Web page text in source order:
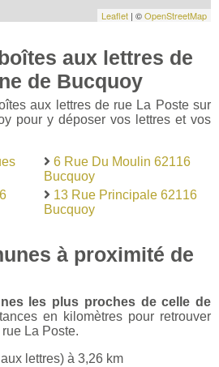
Leaflet | ©OpenStreetMap
aux lettres de
de Bucquoy
aux lettres de rue La Poste sur
pour y déposer vos lettres et vos
6 Rue Du Moulin 62116
Bucquoy
13 Rue Principale 62116
Bucquoy
à proximité de
les plus proches de celle de
en kilomètres pour retrouver
La Poste.
lettres) à 3,26 km